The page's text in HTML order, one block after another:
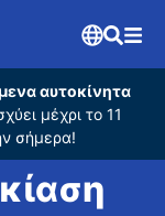
αυτοκίνητα
μέχρι το 11
σήμερα!